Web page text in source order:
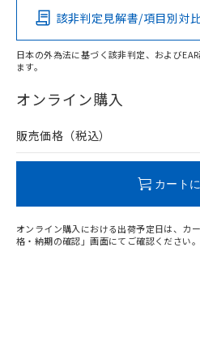
O
在庫等で未対応品が混在する可
問い合わせください。
該非判定見解書/項目別対
日本の外為法に基づく該非判定、および
ます。
オンライン購入
販売価格（税込）
カート
オンライン購入における出荷予定日は、カ
格・納期の確認」画面にてご確認ください。